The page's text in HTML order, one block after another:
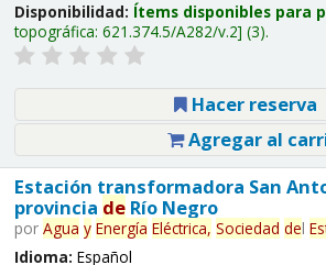
Disponibilidad: Ítems disponibles para
topográfica: 621.374.5/A282/v.2 (3).
Hacer reserva
Agregar al
Estación transformadora San
provincia deRío Negro
por Agua y Energía Eléctrica, Sociedad del
Idioma: Español